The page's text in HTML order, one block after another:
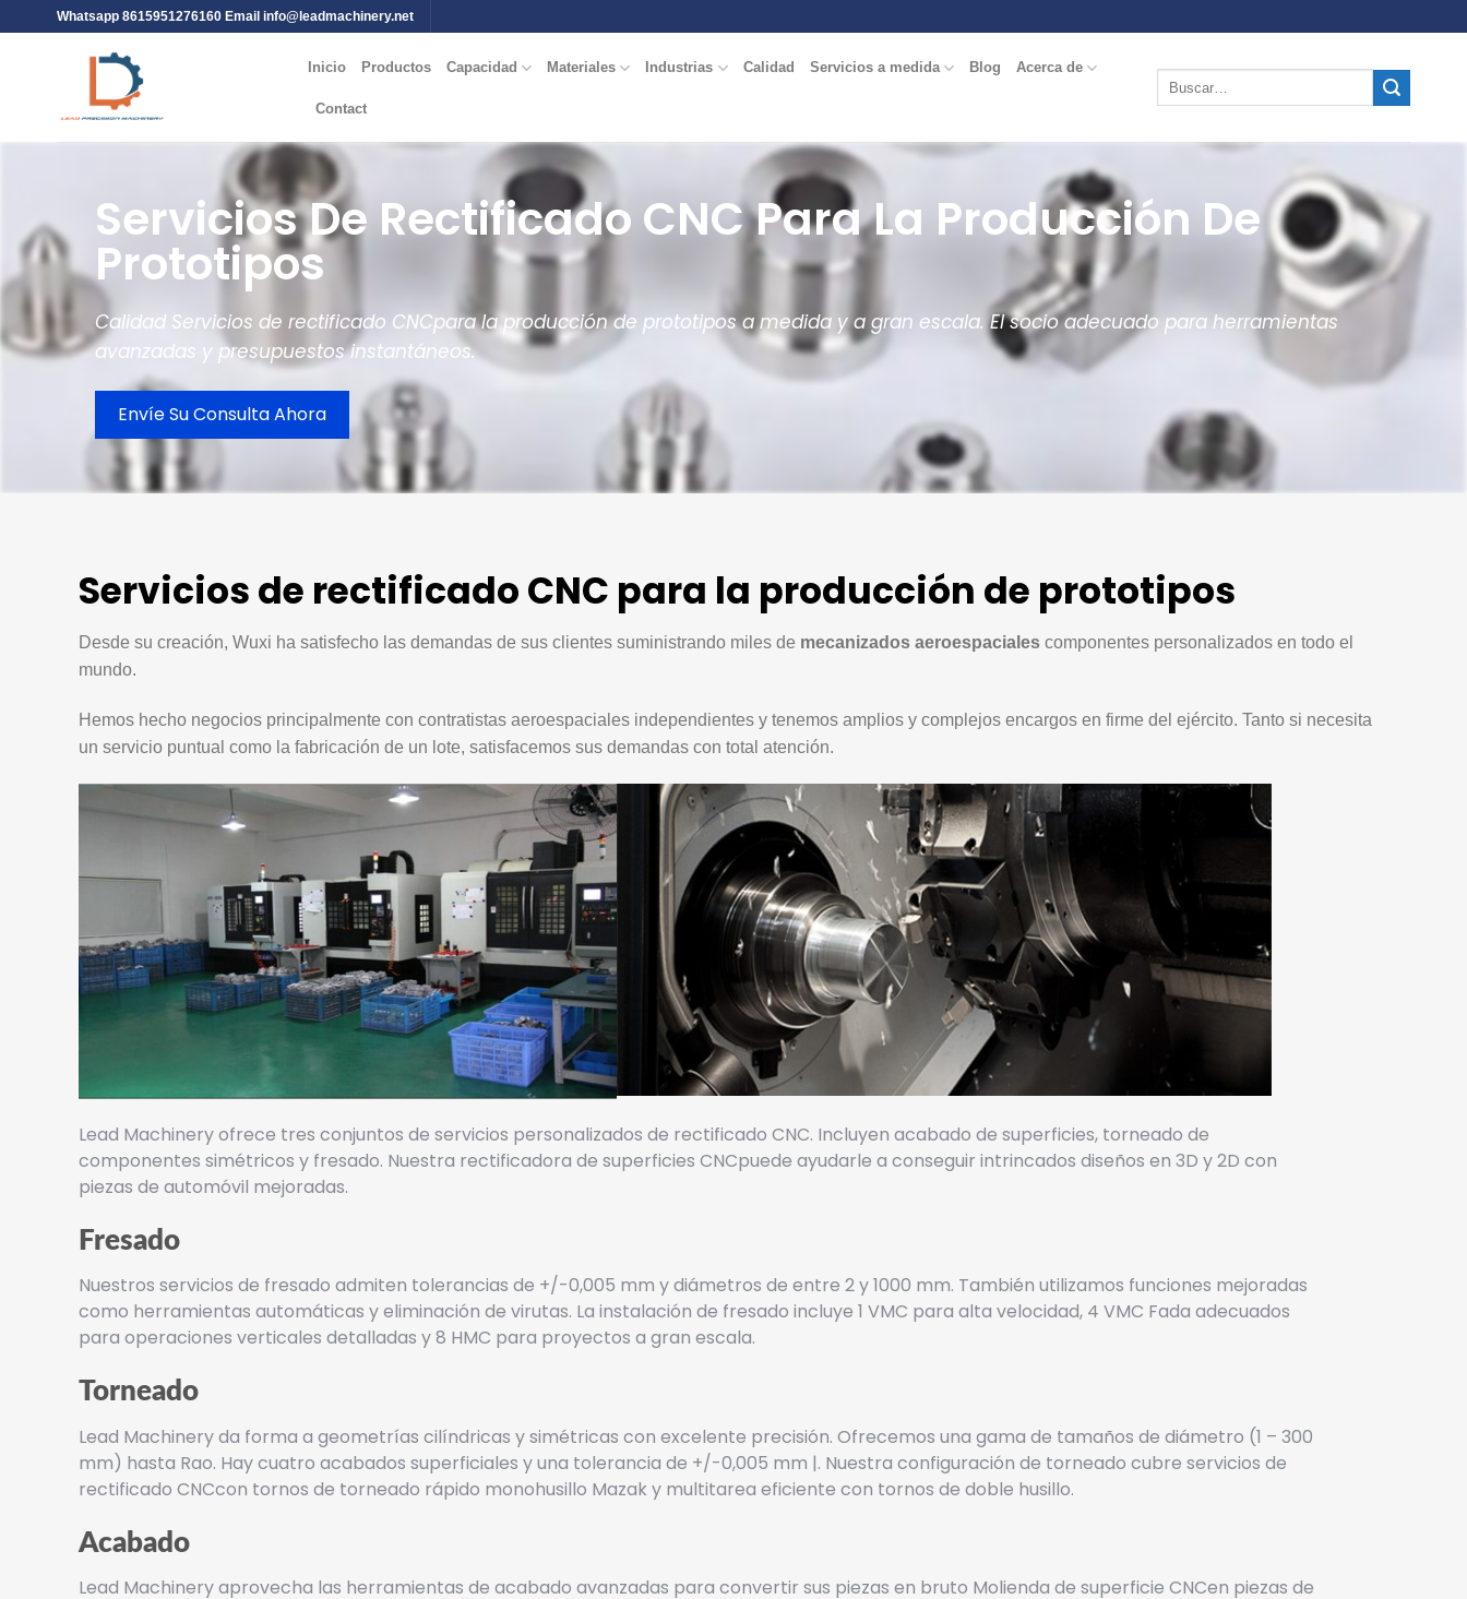
Whatsapp 8615951276160 Email info@leadmachinery.net
Inicio Productos Capacidad Materiales Industrias Calidad Servicios a medida Blog Acerca de
Contact
Servicios De Rectificado CNC Para La Producción De
Prototipos
Calidad Servicios de rectificado CNCpara la producción de prototipos a medida y a gran escala. El socio adecuado para herramientas
avanzadas y presupuestos instantáneos.
Envíe Su Consulta Ahora
Servicios de rectificado CNC para la producción de prototipos
Desde su creación, Wuxi ha satisfecho las demandas de sus clientes suministrando miles de mecanizados aeroespaciales componentes personalizados en todo el
mundo.
Hemos hecho negocios principalmente con contratistas aeroespaciales independientes y tenemos amplios y complejos encargos en firme del ejército. Tanto si necesita
un servicio puntual como la fabricación de un lote, satisfacemos sus demandas con total atención.
Lead Machinery ofrece tres conjuntos de servicios personalizados de rectificado CNC. Incluyen acabado de superficies, torneado de
componentes simétricos y fresado. Nuestra rectificadora de superficies CNCpuede ayudarle a conseguir intrincados diseños en 3D y 2D con
piezas de automóvil mejoradas.
Fresado
Nuestros servicios de fresado admiten tolerancias de +/-0,005 mm y diámetros de entre 2 y 1000 mm. También utilizamos funciones mejoradas
como herramientas automáticas y eliminación de virutas. La instalación de fresado incluye 1 VMC para alta velocidad, 4 VMC Fada adecuados
para operaciones verticales detalladas y 8 HMC para proyectos a gran escala.
Torneado
Lead Machinery da forma a geometrías cilíndricas y simétricas con excelente precisión. Ofrecemos una gama de tamaños de diámetro (1 – 300
mm) hasta Rao. Hay cuatro acabados superficiales y una tolerancia de +/-0,005 mm |. Nuestra configuración de torneado cubre servicios de
rectificado CNCcon tornos de torneado rápido monohusillo Mazak y multitarea eficiente con tornos de doble husillo.
Acabado
Lead Machinery aprovecha las herramientas de acabado avanzadas para convertir sus piezas en bruto Molienda de superficie CNCen piezas de